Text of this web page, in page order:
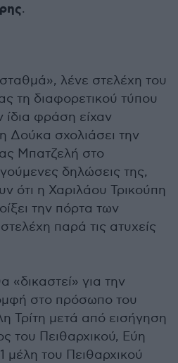
.
λένε στελέχη του
τη διαφορετικού τύπου
ίδια φράση είχαν
Δούκα σχολιάσει την
Μπατζελή στο
δηλώσεις της,
ότι η Χαριλάου Τρικούπη
την πόρτα των
παρά τις ατυχείς
«δικαστεί» για την
στο πρόσωπο του
Τρίτη μετά από εισήγηση
του Πειθαρχικού, Εύη
μέλη του Πειθαρχικού